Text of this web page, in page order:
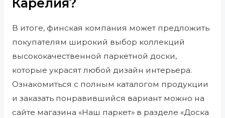
В итоге, финская компания может предложить
покупателям широкий выбор коллекций
высококачественной паркетной доски,
которые украсят любой дизайн интерьера.
Ознакомиться с полным каталогом продукции
и заказать понравившийся вариант можно на
сайте магазина «Наш паркет» в разделе «Доска